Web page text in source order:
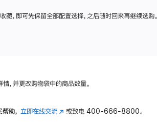
理
可
斜
藏，即可先保留全部配置选择，之后随时回来再继续选购。
，并更改购物袋中的商品数量。
助， 立即在线交流(在 或致电400-666-8800。